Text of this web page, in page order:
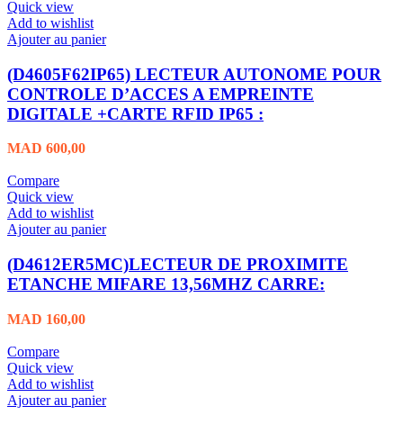
Quick view
Add to wishlist
Ajouter au panier
(D4605F62IP65) LECTEUR AUTONOME POUR
CONTROLE D’ACCES A EMPREINTE
DIGITALE +CARTE RFID IP65 :
MAD 600,00
Compare
Quick view
Add to wishlist
Ajouter au panier
(D4612ER5MC)LECTEUR DE PROXIMITE
ETANCHE MIFARE 13,56MHZ CARRE:
MAD 160,00
Compare
Quick view
Add to wishlist
Ajouter au panier